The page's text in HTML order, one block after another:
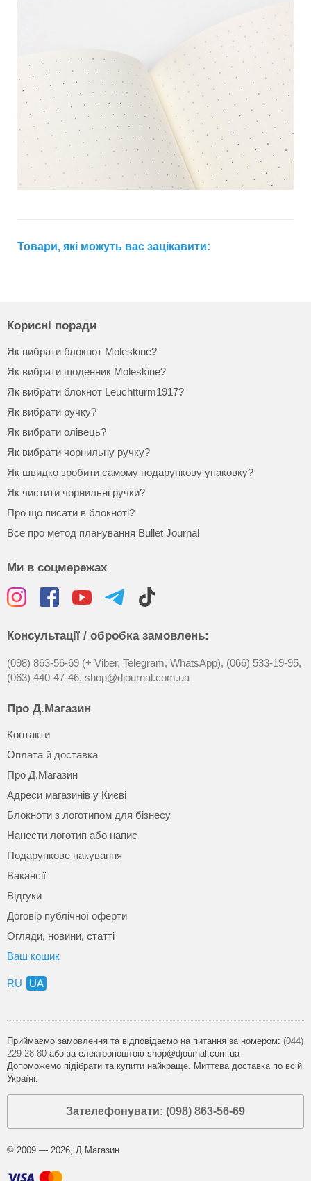
Товари, які можуть вас зацікавити:
Корисні поради
Як вибрати блокнот Moleskine?
Як вибрати щоденник Moleskine?
Як вибрати блокнот Leuchtturm1917?
Як вибрати ручку?
Як вибрати олівець?
Як вибрати чорнильну ручку?
Як швидко зробити самому подарункову упаковку?
Як чистити чорнильні ручки?
Про що писати в блокноті?
Все про метод планування Bullet Journal
Ми в соцмережах
Консультації / обробка замовлень:
(098) 863-56-69 (+ Viber, Telegram, WhatsApp), (066) 533-19-95,
(063) 440-47-46, shop@djournal.com.ua
Про Д.Магазин
Контакти
Оплата й доставка
Про Д.Магазин
Адреси магазинів у Києві
Блокноти з логотипом для бізнесу
Нанести логотип або напис
Подарункове пакування
Вакансії
Відгуки
Договір публічної оферти
Огляди, новини, статті
Ваш кошик
RU UA
Приймаємо замовлення та відповідаємо на питання за номером: (044)
229-28-80 або за електропоштою shop@djournal.com.ua
Допоможемо підібрати та купити найкраще. Миттєва доставка по всій
Україні.
Зателефонувати: (098) 863-56-69
© 2009 — 2026, Д.Магазин